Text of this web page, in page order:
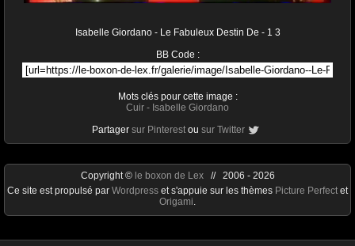
Isabelle Giordano - Le Fabuleux Destin De - 1 3
BB Code :
Mots clés pour cette image :
Cuir - Isabelle Giordano
Partager sur Pinterest ou sur Twitter
Copyright © le boxon de Lex// 2006 - 2026
Ce site est propulsé par Wordpress et s'appuie sur les thèmes Picture Perfect et
Origami.